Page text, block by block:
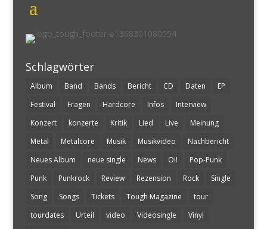
Schlagwörter
Album Band Bands Bericht CD Daten
EP
Festival
Fragen Hardcore Infos
Interview
Konzert
konzerte Kritik Lied Live
Meinung
Metal
Metalcore Musik Musikvideo
Nachbericht
Neues Album
neue single News Oi!
Pop-Punk
Punk
Punkrock Review Rezension Rock
Single
Song
Songs Tickets Tough Magazine
tour
tourdates
Urteil video Videosingle
Vinyl